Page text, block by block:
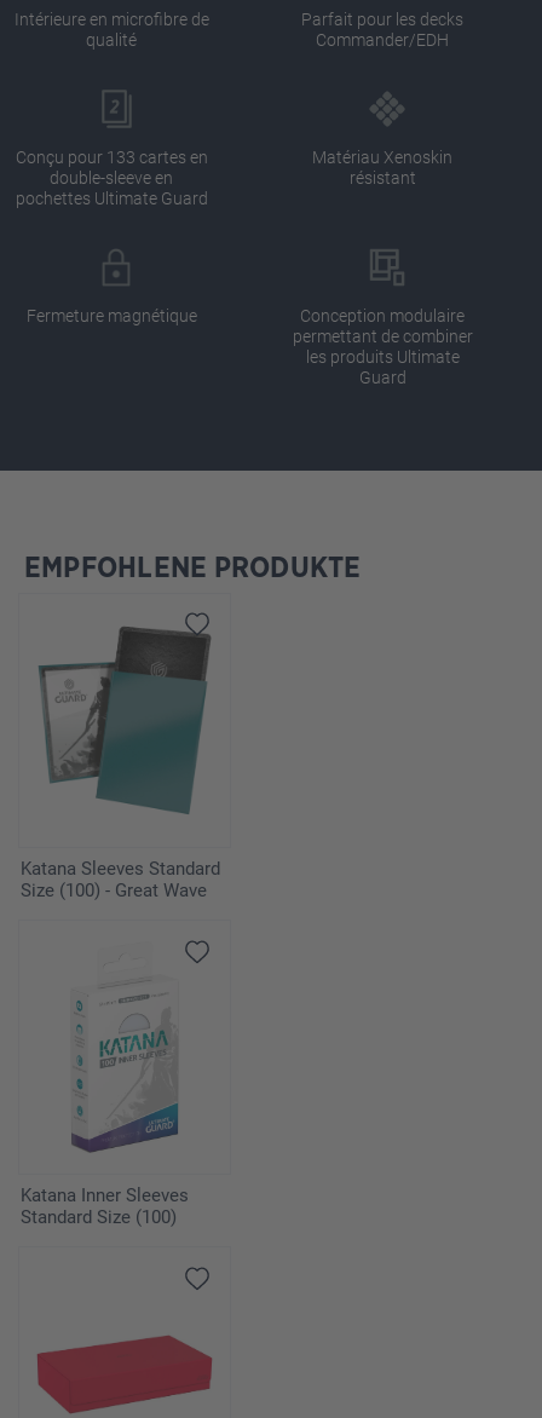
Intérieure en microfibre de
qualité
Parfait pour les decks
Commander/EDH
Conçu pour 133 cartes en
double-sleeve en
pochettes Ultimate Guard
Matériau Xenoskin
résistant
Fermeture magnétique
Conception modulaire
permettant de combiner
les produits Ultimate
Guard
Ignorer la galerie de produits
EMPFOHLENE PRODUKTE
Katana Sleeves Standard
Size (100) - Great Wave
Katana Inner Sleeves
Standard Size (100)